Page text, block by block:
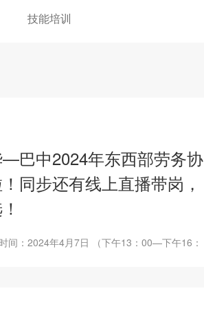
技能培训
巴中2024年东西部劳务协
同步还有线上直播带岗，
间：2024年4月7日 （下午13：00—下午16：